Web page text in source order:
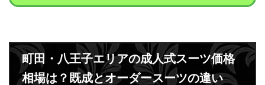
町田・八王子エリアの成人式スーツ価格
相場は？既成とオーダースーツの違い